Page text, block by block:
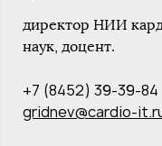
директор НИИ
наук, доцент.
+7 (8452) 39-39-84
gridnev@cardio-